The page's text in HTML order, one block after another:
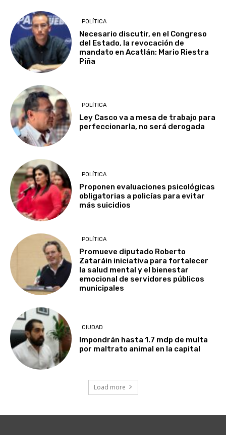
POLÍTICA
Necesario discutir, en el Congreso
del Estado, la revocación de
mandato en Acatlán: Mario Riestra
Piña
POLÍTICA
Ley Casco va a mesa de trabajo para
perfeccionarla, no será derogada
POLÍTICA
Proponen evaluaciones psicológicas
obligatorias a policías para evitar
más suicidios
POLÍTICA
Promueve diputado Roberto
Zataráin iniciativa para fortalecer
la salud mental y el bienestar
emocional de servidores públicos
municipales
CIUDAD
Impondrán hasta 1.7 mdp de multa
por maltrato animal en la capital
Load more